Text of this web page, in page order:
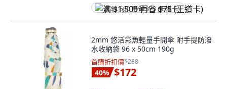
满 $1,500 再省 $75 (王道卡)
2mm 悠活彩魚輕量手開傘 附手提防潑
水收納袋 96 x 50cm 190g
首購折扣價$288
40% $172